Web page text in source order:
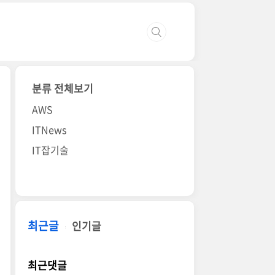
분류 전체보기
AWS
ITNews
IT잡기술
최근글 인기글
최근댓글